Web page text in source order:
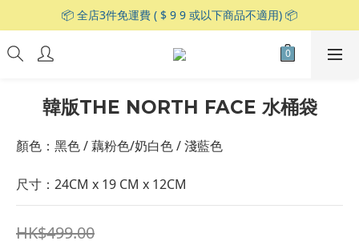
📦 全店3件免運費 ( $ 9 9 或以下商品不適用) 📦
韓版THE NORTH FACE 水桶袋
顏色：黑色 / 藕粉色/奶白色 / 淺藍色
尺寸：24CM x 19 CM x 12CM
HK$499.00